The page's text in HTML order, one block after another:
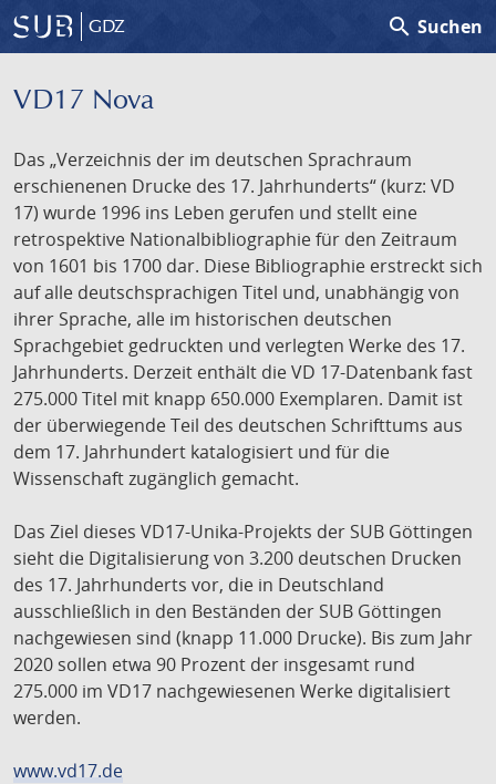
GDZ search Suchen
VD17 Nova
Das „Verzeichnis der im deutschen Sprachraum
erschienenen Drucke des 17. Jahrhunderts“ (kurz: VD
17) wurde 1996 ins Leben gerufen und stellt eine
retrospektive Nationalbibliographie für den Zeitraum
von 1601 bis 1700 dar. Diese Bibliographie erstreckt sich
auf alle deutschsprachigen Titel und, unabhängig von
ihrer Sprache, alle im historischen deutschen
Sprachgebiet gedruckten und verlegten Werke des 17.
Jahrhunderts. Derzeit enthält die VD 17-Datenbank fast
275.000 Titel mit knapp 650.000 Exemplaren. Damit ist
der überwiegende Teil des deutschen Schrifttums aus
dem 17. Jahrhundert katalogisiert und für die
Wissenschaft zugänglich gemacht.
Das Ziel dieses VD17-Unika-Projekts der SUB Göttingen
sieht die Digitalisierung von 3.200 deutschen Drucken
des 17. Jahrhunderts vor, die in Deutschland
ausschließlich in den Beständen der SUB Göttingen
nachgewiesen sind (knapp 11.000 Drucke). Bis zum Jahr
2020 sollen etwa 90 Prozent der insgesamt rund
275.000 im VD17 nachgewiesenen Werke digitalisiert
werden.
www.vd17.de